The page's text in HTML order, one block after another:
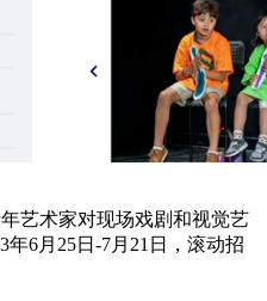
艺术家对现场戏剧和视觉艺
6月25日-7月21日，滚动招